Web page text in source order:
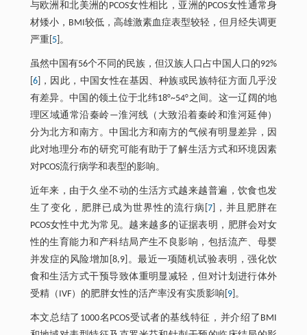
与欧洲和北美洲的PCOS女性相比，亚洲的PCOS女性通常身
材矮小，BMI较低，高雄激素血症表型较轻，但月经失调更
严重[ 5]。
虽然中国有56个不同的民族，但汉族人口占中国人口的92%
6]，因此，中国女性在基因、种族或民族特征方面几乎没
有差异。中国的领土位于北纬18°~54°之间。这一辽阔的地
理区域通常沿秦岭—淮河线（大致沿着秦岭和淮河延伸）
分为北方和南方。中国北方和南方的气候有明显差异，因
此对地理分布的研究可能有助于了解生活方式和环境因素
对PCOS流行病学和表型的影响。
近年来，由于久坐不动的生活方式越来越普遍，饮食也发
生了变化，肥胖已成为世界性的流行病[7 ]，并且肥胖在
PCOS女性中尤为常见。越来越多的证据表明，肥胖会对女
性的生育能力和产科结局产生不良影响，包括流产、母婴
并发症的风险增加[8,9]。最近一项随机试验表明，强化饮
食和生活方式干预导致体重明显减轻，但对计划进行体外
受精（IVF）的肥胖女性的活产率没有实质影响[ 9]。
本文总结了1000名PCOS受试者的基线特征，并介绍了BMI